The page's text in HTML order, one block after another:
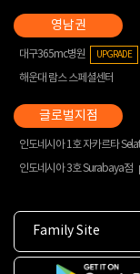
대구365mc병원 UPGRADE
해운대 람스 스페셜센터
인도네시아 1호 자카르타
인도네시아 3호 Surabaya점
Family Site